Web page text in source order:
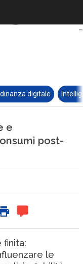
digitale
e
post-
finita:
le